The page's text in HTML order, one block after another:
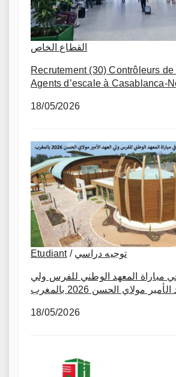
القطاع الخاص
Recrutement (30) Contrôleurs de
Agents d’escale à Casablanca-
18/05/2026
Etudiant/ توجيه دراسي
مباراة المعهد الوطني للفرس ولي
مولاي الحسن 2026 بالمغرب
18/05/2026